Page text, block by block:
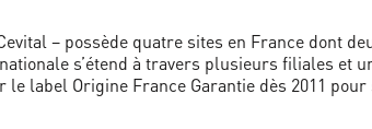
– possède quatre sites en France dont
s’étend à travers plusieurs filiales et
label Origine France Garantie dès 2011